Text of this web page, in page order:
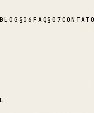
BLOG §06 FAQ§07 CONTATO